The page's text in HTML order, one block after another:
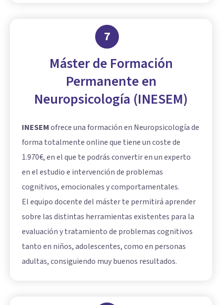
7
Máster de Formación
Permanente en
Neuropsicología (INESEM)
INESEMofrece una formación en Neuropsicología de
forma totalmente online que tiene un coste de
1.970€, en el que te podrás convertir en un experto
en el estudio e intervención de problemas
cognitivos, emocionales y comportamentales.
El equipo docente del máster te permitirá aprender
sobre las distintas herramientas existentes para la
evaluación y tratamiento de problemas cognitivos
tanto en niños, adolescentes, como en personas
adultas, consiguiendo muy buenos resultados.